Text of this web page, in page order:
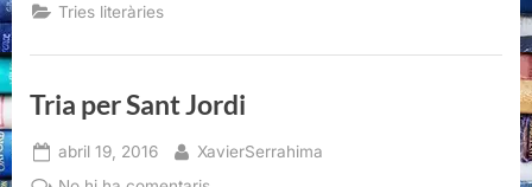
Tries literàries
Tria per Sant Jordi
Posted
on
abril 19, 2016 By
XavierSerrahima